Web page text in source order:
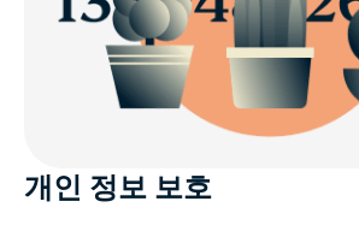
개인 정보 보호